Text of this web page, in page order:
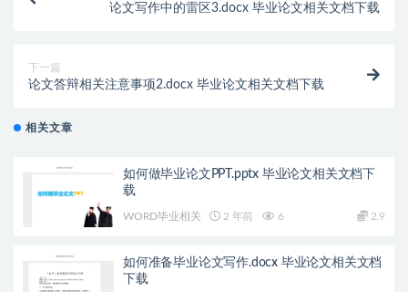
论文写作中的雷区3.docx 毕业论文相关文档下载
下一篇
论文答辩相关注意事项2.docx 毕业论文相关文档下载
相关文章
如何做毕业论文PPT.pptx 毕业论文相关文档下
载
WORD毕业相关 2 年前 6 2.9
如何准备毕业论文写作.docx 毕业论文相关文档
下载